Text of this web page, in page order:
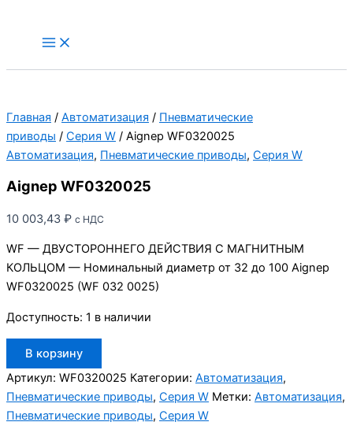
Main
Menu
Главная / Автоматизация / Пневматические
приводы / Серия W / Aignep WF0320025
Автоматизация, Пневматические приводы, Серия W
Aignep WF0320025
10 003,43 ₽ с НДС
WF — ДВУСТОРОННЕГО ДЕЙСТВИЯ С МАГНИТНЫМ
КОЛЬЦОМ — Номинальный диаметр от 32 до 100 Aignep
WF0320025 (WF 032 0025)
Доступность: 1 в наличии
товара
Aignep
WF0320025
В корзину
Артикул: WF0320025 Категории: Автоматизация,
Пневматические приводы, Серия W Метки: Автоматизация,
Пневматические приводы, Серия W